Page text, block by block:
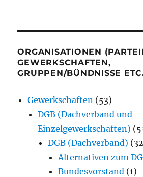
ORGANISATIONEN
GEWERKSCHAFTEN,
GRUPPEN/BÜNDNISSE
Gewerkschaften (53)
DGB (Dachverband und
Einzelgewerkschaften)
DGB (Dachverband)
Alternativen zum
Bundesvorstand (1)